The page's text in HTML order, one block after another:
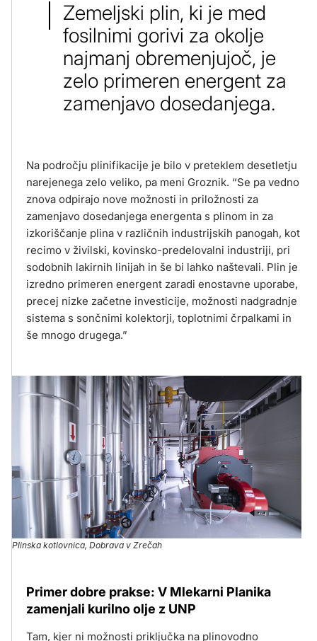
Zemeljski plin, ki je med
fosilnimi gorivi za okolje
najmanj obremenjujoč, je
zelo primeren energent za
zamenjavo dosedanjega.
Na področju plinifikacije je bilo v preteklem desetletju
narejenega zelo veliko, pa meni Groznik. “Se pa vedno
znova odpirajo nove možnosti in priložnosti za
zamenjavo dosedanjega energenta s plinom in za
izkoriščanje plina v različnih industrijskih panogah, kot
recimo v živilski, kovinsko-predelovalni industriji, pri
sodobnih lakirnih linijah in še bi lahko naštevali. Plin je
izredno primeren energent zaradi enostavne uporabe,
precej nizke začetne investicije, možnosti nadgradnje
sistema s sončnimi kolektorji, toplotnimi črpalkami in
še mnogo drugega.”
Plinska kotlovnica, Dobrava v Zrečah
Primer dobre prakse: V Mlekarni Planika
zamenjali kurilno olje z UNP
Tam, kjer ni možnosti priključka na plinovodno